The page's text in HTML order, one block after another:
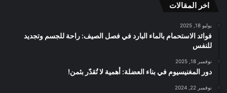
اخر المقالات
يوليو 18, 2025
فوائد الاستحمام بالماء البارد في فصل الصيف: راحة للجسم وتجديد
للنفس
نوفمبر 18, 2025
دور المغنيسيوم في بناء العضلة: أهمية لا تُقدّر بثمن!
نوفمبر 22, 2024